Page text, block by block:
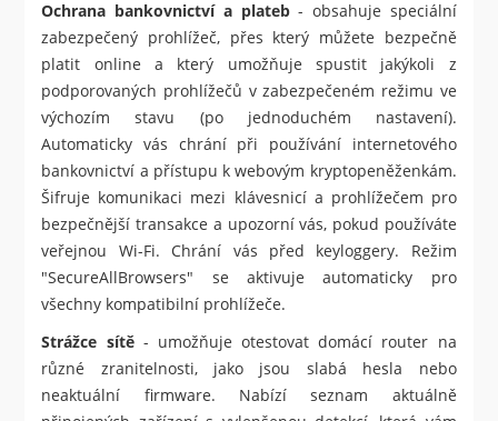
Ochrana bankovnictví a plateb- obsahuje speciální
zabezpečený prohlížeč, přes který můžete bezpečně
platit online a který umožňuje spustit jakýkoli z
podporovaných prohlížečů v zabezpečeném režimu ve
výchozím stavu (po jednoduchém nastavení).
Automaticky vás chrání při používání internetového
bankovnictví a přístupu k webovým kryptopeněženkám.
Šifruje komunikaci mezi klávesnicí a prohlížečem pro
bezpečnější transakce a upozorní vás, pokud používáte
veřejnou Wi-Fi. Chrání vás před keyloggery. Režim
"SecureAllBrowsers" se aktivuje automaticky pro
všechny kompatibilní prohlížeče.
Strážce sítě- umožňuje otestovat domácí router na
různé zranitelnosti, jako jsou slabá hesla nebo
neaktuální firmware. Nabízí seznam aktuálně